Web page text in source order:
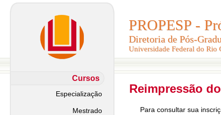
PROPESP -
Diretoria de Pós-
Universidade Federal do Rio
PROPESP -
Diretoria de Pós-
Universidade Federal do Rio
Cursos
Especialização
Mestrado
Reimpressão
Para consultar sua